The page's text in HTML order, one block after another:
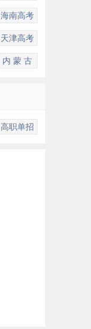
海南高考
天津高考
内 蒙 古
高职单招